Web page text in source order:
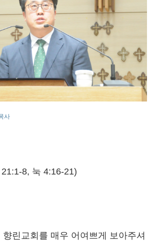
사
8, 눅 4:16-21)
린교회를 매우 어여쁘게 보아주셔